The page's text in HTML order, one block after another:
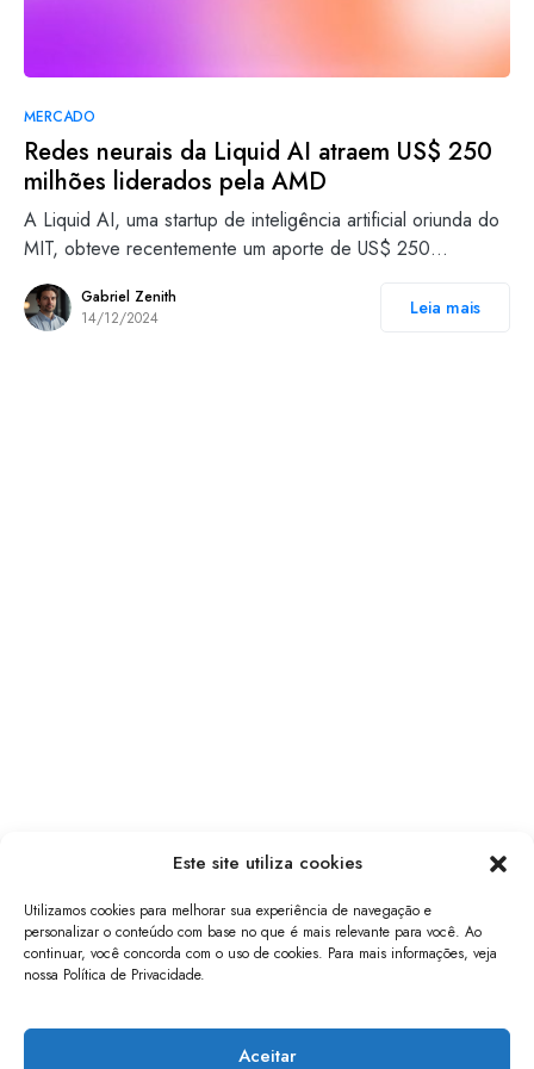
Este site utiliza cookies
Utilizamos cookies para melhorar sua experiência de navegação e
personalizar o conteúdo com base no que é mais relevante para você. Ao
continuar, você concorda com o uso de cookies. Para mais informações, veja
nossa Política de Privacidade.
Aceitar
MERCADO
Redes neurais da Liquid AI atraem US$ 250
milhões liderados pela AMD
A Liquid AI, uma startup de inteligência artificial oriunda do
MIT, obteve recentemente um aporte de US$ 250…
Gabriel Zenith
14/12/2024
Leia mais
papo de software